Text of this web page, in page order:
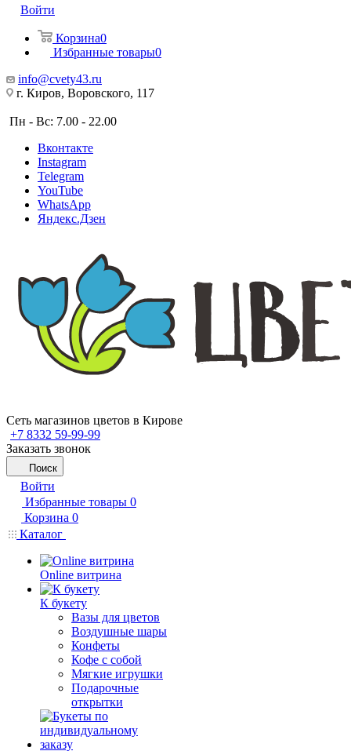
Войти
Корзина0
Избранные товары0
info@cvety43.ru
г. Киров, Воровского, 117
Пн - Вс: 7.00 - 22.00
Вконтакте
Instagram
Telegram
YouTube
WhatsApp
Яндекс.Дзен
Сеть магазинов цветов в Кирове
+7 8332 59-99-99
Заказать звонок
Поиск
Войти
Избранные товары 0
Корзина 0
Каталог
Online витрина
К букету
Вазы для цветов
Воздушные шары
Конфеты
Кофе с собой
Мягкие игрушки
Подарочные
открытки